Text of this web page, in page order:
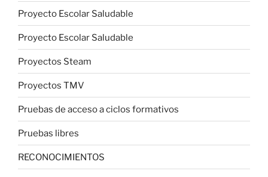
Proyecto Escolar Saludable
Proyecto Escolar Saludable
Proyectos Steam
Proyectos TMV
Pruebas de acceso a ciclos formativos
Pruebas libres
RECONOCIMIENTOS